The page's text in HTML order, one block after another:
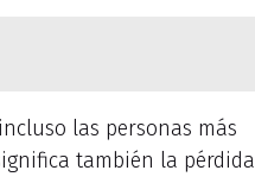
las personas más
también la pérdida